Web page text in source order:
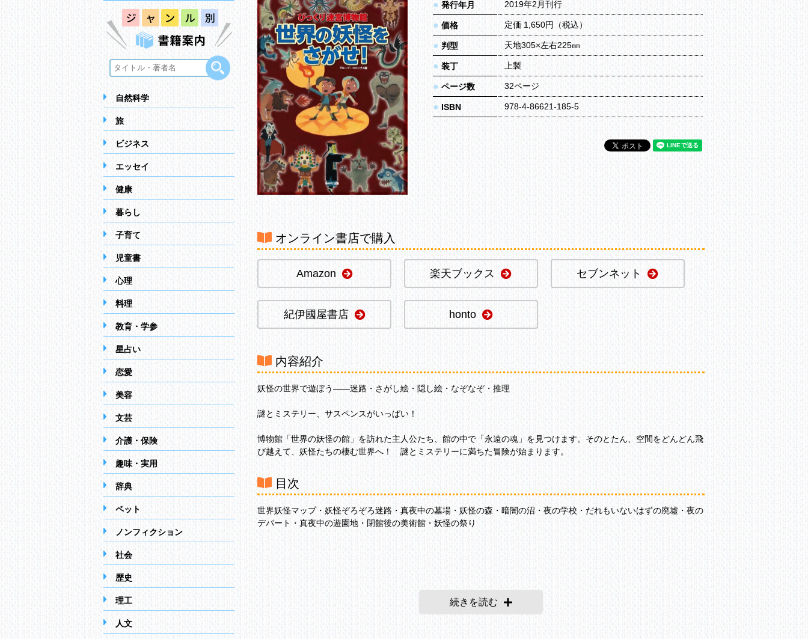
自然科学
旅
ビジネス
エッセイ
健康
暮らし
子育て
児童書
心理
料理
教育・学参
星占い
恋愛
美容
文芸
介護・保険
趣味・実用
辞典
ペット
ノンフィクション
社会
歴史
理工
人文
● 発行年月 2019年2月刊行
● 価格 定価 1,650円（税込）
● 判型 天地305×左右225㎜
● 装丁 上製
● ページ数 32ページ
● ISBN 978-4-86621-185-5
オンライン書店で購入
Amazon 楽天ブックス セブンネット
紀伊國屋書店 honto
内容紹介
妖怪の世界で遊ぼう――迷路・さがし絵・隠し絵・なぞなぞ・推理
謎とミステリー、サスペンスがいっぱい！
博物館「世界の妖怪の館」を訪れた主人公たち、館の中で「永遠の魂」を見つけます。そのとたん、空間をどんどん飛
び越えて、妖怪たちの棲む世界へ！ 謎とミステリーに満ちた冒険が始まります。
目次
世界妖怪マップ・妖怪ぞろぞろ迷路・真夜中の墓場・妖怪の森・暗闇の沼・夜の学校・だれもいないはずの廃墟・夜の
デパート・真夜中の遊園地・閉館後の美術館・妖怪の祭り
続きを読む